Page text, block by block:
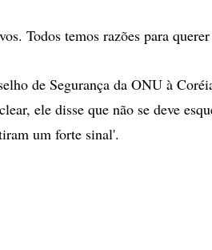
Todos temos razões para
de Segurança da ONU à
ele disse que não se deve
um forte sinal'.